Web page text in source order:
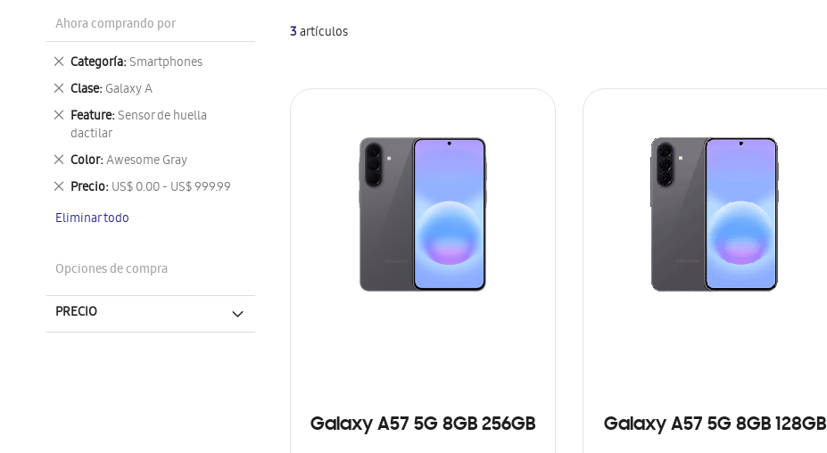
3artículos
Galaxy A57 5G 8GB 256GB Galaxy A57 5G 8GB 128GB
Ahora comprando por
Categoría Smartphones
Eliminar
este
artículo
Clase Galaxy A
Eliminar
este
artículo
Feature Sensor de huella
dactilar
Eliminar
este
artículo
Color Awesome Gray
Eliminar
este
artículo
Precio US$ 0.00 - US$ 999.99
Eliminar
artículo
Eliminar todo
Opciones de compra
PRECIO